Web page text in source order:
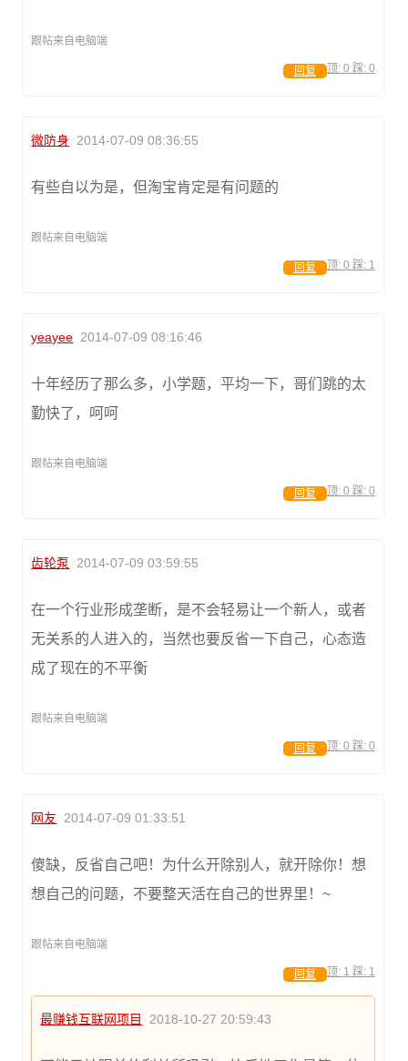
跟帖来自电脑端
顶: 0 踩: 0
回复
微防身 2014-07-09 08:36:55
有些自以为是，但淘宝肯定是有问题的
跟帖来自电脑端
顶: 0 踩: 1
回复
yeayee 2014-07-09 08:16:46
十年经历了那么多，小学题，平均一下，哥们跳的太
勤快了，呵呵
跟帖来自电脑端
顶: 0 踩: 0
回复
齿轮泵 2014-07-09 03:59:55
在一个行业形成垄断，是不会轻易让一个新人，或者
无关系的人进入的，当然也要反省一下自己，心态造
成了现在的不平衡
跟帖来自电脑端
顶: 0 踩: 0
回复
网友 2014-07-09 01:33:51
傻缺，反省自己吧！为什么开除别人，就开除你！想
想自己的问题，不要整天活在自己的世界里！~
跟帖来自电脑端
顶: 1 踩: 1
回复
最赚钱互联网项目 2018-10-27 20:59:43